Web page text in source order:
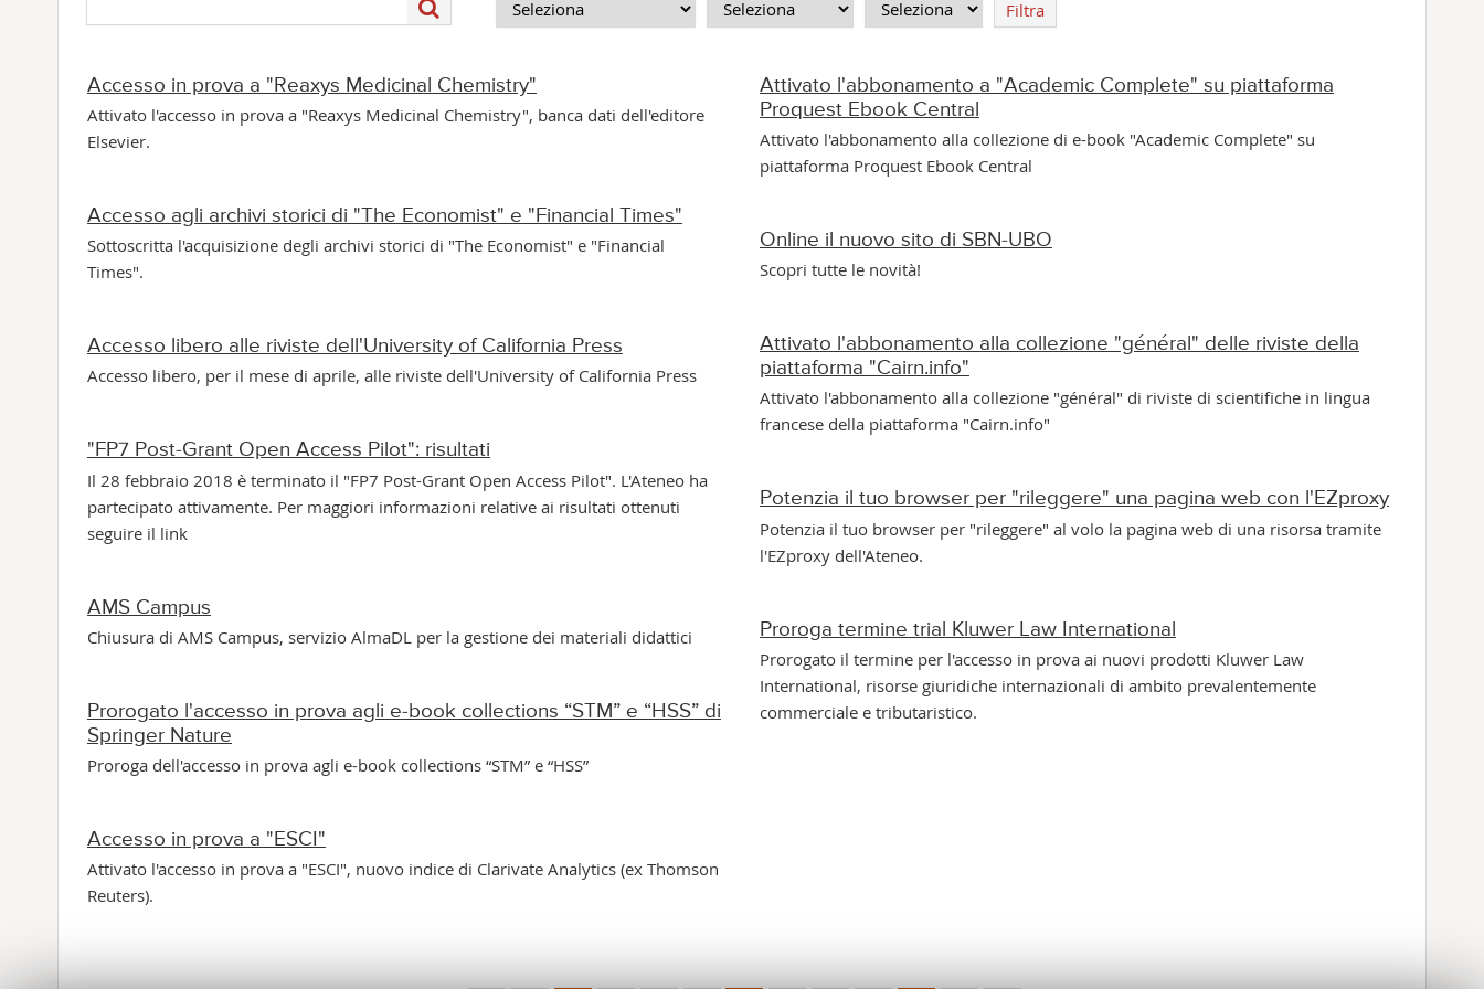
Filtra
Accesso in prova a "Reaxys Medicinal Chemistry"
Attivato l'accesso in prova a "Reaxys Medicinal Chemistry", banca dati dell'editore
Elsevier.
Accesso agli archivi storici di "The Economist" e "Financial Times"
Sottoscritta l'acquisizione degli archivi storici di "The Economist" e "Financial
Times".
Accesso libero alle riviste dell'University of California Press
Accesso libero, per il mese di aprile, alle riviste dell'University of California Press
"FP7 Post-Grant Open Access Pilot": risultati
Il 28 febbraio 2018 è terminato il "FP7 Post-Grant Open Access Pilot". L'Ateneo ha
partecipato attivamente. Per maggiori informazioni relative ai risultati ottenuti
seguire il link
AMS Campus
Chiusura di AMS Campus, servizio AlmaDL per la gestione dei materiali didattici
Prorogato l'accesso in prova agli e-book collections “STM” e “HSS” di
Springer Nature
Proroga dell'accesso in prova agli e-book collections “STM” e “HSS”
Accesso in prova a "ESCI"
Attivato l'accesso in prova a "ESCI", nuovo indice di Clarivate Analytics (ex Thomson
Reuters).
Attivato l'abbonamento a "Academic Complete" su piattaforma
Proquest Ebook Central
Attivato l'abbonamento alla collezione di e-book "Academic Complete" su
piattaforma Proquest Ebook Central
Online il nuovo sito di SBN-UBO
Scopri tutte le novità!
Attivato l'abbonamento alla collezione "général" delle riviste della
piattaforma "Cairn.info"
Attivato l'abbonamento alla collezione "général" di riviste di scientifiche in lingua
francese della piattaforma "Cairn.info"
Potenzia il tuo browser per "rileggere" una pagina web con l'EZproxy
Potenzia il tuo browser per "rileggere" al volo la pagina web di una risorsa tramite
l'EZproxy dell'Ateneo.
Proroga termine trial Kluwer Law International
Prorogato il termine per l'accesso in prova ai nuovi prodotti Kluwer Law
International, risorse giuridiche internazionali di ambito prevalentemente
commerciale e tributaristico.